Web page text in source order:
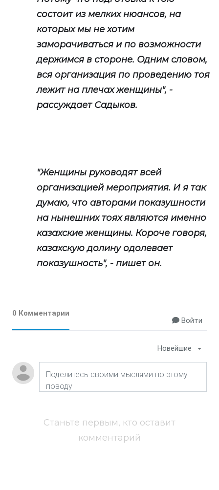
состоит из мелких нюансов, на
которых мы не хотим
заморачиваться и по возможности
держимся в стороне. Одним словом,
вся организация по проведению тоя
лежит на плечах женщины", -
рассуждает Садыков.
"Женщины руководят всей
организацией мероприятия. И я так
думаю, что авторами показушности
на нынешних тоях являются именно
казахские женщины. Короче говоря,
казахскую долину одолевает
показушность", - пишет он.
0 Комментарии
Войти
Новейшие
Станьте первым, кто оставит
комментарий